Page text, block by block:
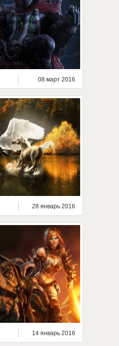
08 март 2016
28 январь 2016
14 январь 2016